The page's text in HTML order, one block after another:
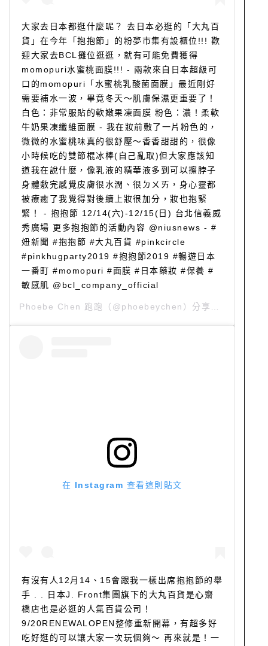
大家去日本都逛什麼呢？ 去日本必逛的「大丸百
貨」在今年「抱抱節」的粉夢市集有設櫃位!!! 歡
迎大家去BCL攤位逛逛，就有可能免費獲得
momopuri水蜜桃面膜!!! - 兩款來自日本超級可
口的momopuri「水蜜桃乳酸菌面膜」最近剛好
需要補水一波，畢竟冬天～肌膚保濕更重要了！
白色：非常服貼的軟嫩果凍面膜 粉色：濃！柔軟
牛奶果凍纖維面膜 - 我在妝前敷了一片粉色的，
微微的水蜜桃味真的很舒壓～香香甜甜的，很像
小時候吃的雙節棍冰棒(自己亂取)但大家應該知
道我在說什麼，像乳液的精華液多到可以擦脖子
身體敷完感覺皮膚很水潤、很ㄉㄨㄞ，身心靈都
被療癒了我覺得對後續上妝很加分，妝也抱緊
緊！ - 抱抱節 12/14(六)-12/15(日) 台北信義威
秀廣場 更多抱抱節的活動內容 @niusnews - #
妞新聞 #抱抱節 #大丸百貨 #pinkcircle
#pinkhugparty2019 #抱抱節2019 #暢遊日本
一番町 #momopuri #面膜 #日本藥妝 #保養 #
敏感肌 @bcl_company_official
Phoebe Chen 跑跑 （@phoebeychen）分享的貼文 於
在 Instagram 查看這則貼文
有沒有人12月14、15會跟我一樣出席抱抱節的舉
手 . . 日本J. Front集團旗下的大丸百貨是心齋
橋店也是必逛的人氣百貨公司！
9/20RENEWALOPEN整修重新開幕，有超多好
吃好逛的可以讓大家一次玩個夠～ 再來就是！一